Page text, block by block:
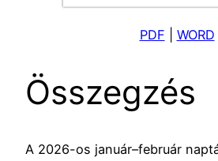
PDF WORD
Összegzés
A 2026-os január–február